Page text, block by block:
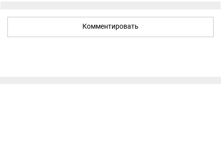
Комментировать